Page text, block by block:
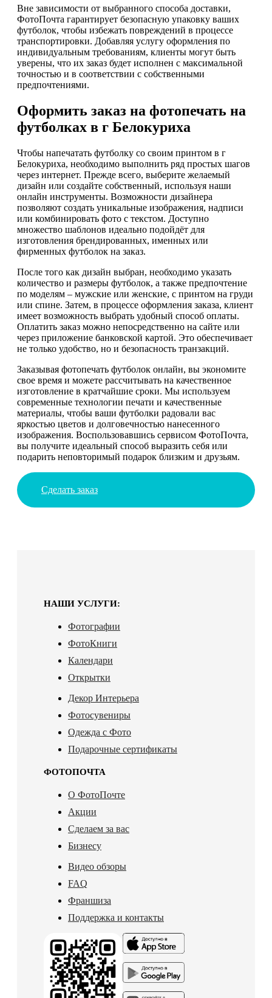
Вне зависимости от выбранного способа доставки,
ФотоПочта гарантирует безопасную упаковку ваших
футболок, чтобы избежать повреждений в процессе
транспортировки. Добавляя услугу оформления по
индивидуальным требованиям, клиенты могут быть
уверены, что их заказ будет исполнен с максимальной
точностью и в соответствии с собственными
предпочтениями.
Оформить заказ на фотопечать на
футболках в г Белокуриха
Чтобы напечатать футболку со своим принтом в г
Белокуриха, необходимо выполнить ряд простых шагов
через интернет. Прежде всего, выберите желаемый
дизайн или создайте собственный, используя наши
онлайн инструменты. Возможности дизайнера
позволяют создать уникальные изображения, надписи
или комбинировать фото с текстом. Доступно
множество шаблонов идеально подойдёт для
изготовления брендированных, именных или
фирменных футболок на заказ.
После того как дизайн выбран, необходимо указать
количество и размеры футболок, а также предпочтение
по моделям – мужские или женские, с принтом на груди
или спине. Затем, в процессе оформления заказа, клиент
имеет возможность выбрать удобный способ оплаты.
Оплатить заказ можно непосредственно на сайте или
через приложение банковской картой. Это обеспечивает
не только удобство, но и безопасность транзакций.
Заказывая фотопечать футболок онлайн, вы экономите
свое время и можете рассчитывать на качественное
изготовление в кратчайшие сроки. Мы используем
современные технологии печати и качественные
материалы, чтобы ваши футболки радовали вас
яркостью цветов и долговечностью нанесенного
изображения. Воспользовавшись сервисом ФотоПочта,
вы получите идеальный способ выразить себя или
подарить неповторимый подарок близким и друзьям.
Сделать заказ
НАШИ УСЛУГИ:
Фотографии
ФотоКниги
Календари
Открытки
Декор Интерьера
Фотосувениры
Одежда с Фото
Подарочные сертификаты
ФОТОПОЧТА
О ФотоПочте
Акции
Сделаем за вас
Бизнесу
Видео обзоры
FAQ
Франшиза
Поддержка и контакты